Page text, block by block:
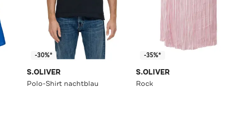
-30%*
S.OLIVER
Polo-Shirt nachtblau
-35%*
S.OLIVER
Rock